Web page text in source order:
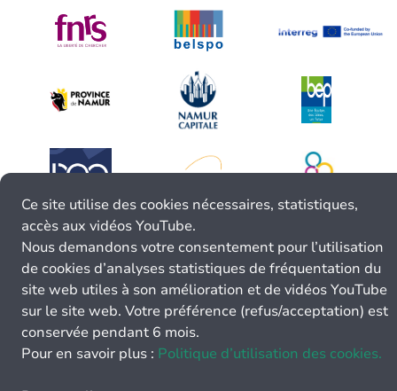
Ce site utilise des cookies nécessaires, statistiques,
accès aux vidéos YouTube.
Nous demandons votre consentement pour l’utilisation
de cookies d’analyses statistiques de fréquentation du
site web utiles à son amélioration et de vidéos YouTube
sur le site web. Votre préférence (refus/acceptation) est
conservée pendant 6 mois.
Pour en savoir plus : Politique d’utilisation des cookies.